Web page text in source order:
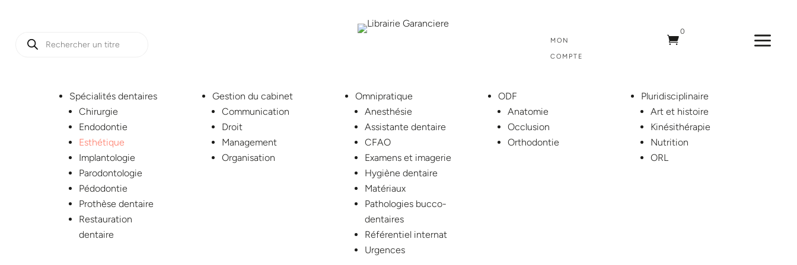
Recherche
MON
COMPTE

0 a
Spécialités dentaires
Chirurgie
Endodontie
Esthétique
Implantologie
Parodontologie
Pédodontie
Prothèse dentaire
Restauration
dentaire
Gestion du cabinet
Communication
Droit
Management
Organisation
Omnipratique
Anesthésie
Assistante dentaire
CFAO
Examens et imagerie
Hygiène dentaire
Matériaux
Pathologies bucco-
dentaires
Référentiel internat
Urgences
ODF
Anatomie
Occlusion
Orthodontie
Pluridisciplinaire
Art et histoire
Kinésithérapie
Nutrition
ORL